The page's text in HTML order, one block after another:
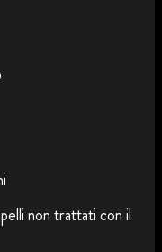
non trattati con il